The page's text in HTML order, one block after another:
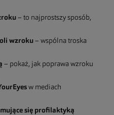
– to najprostszy sposób,
wzroku – wspólna troska
– pokaż, jak poprawa wzroku
w mediach
się profilaktyką